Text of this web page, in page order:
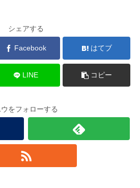
シェアする
Facebook はてブ
LINE コピー
ウをフォローする